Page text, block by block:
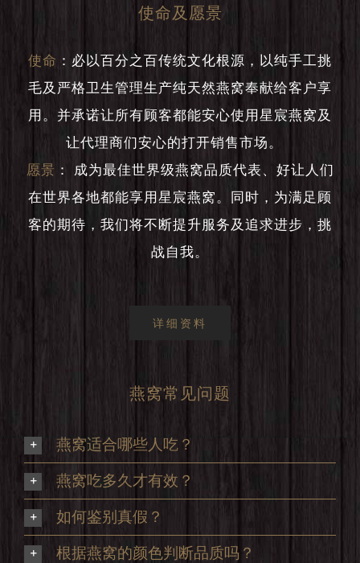
使命及愿景
使命 ： 必以百分之百传统文化根源，以纯手工挑
毛及严格卫生管理生产纯天然燕窝奉献给客户享
用。并承诺让所有顾客都能安心使用星宸燕窝及
让代理商们安心的打开销售市场。
愿景 ：
成为最佳世界级燕窝品质代表、好让人们
在世界各地都能享用星宸燕窝。同时，为满足顾
客的期待，我们将不断提升服务及追求进步，挑
战自我。
详细资料
燕窝常见问题
燕窝适合哪些人吃？
燕窝吃多久才有效？
如何鉴别真假？
根据燕窝的颜色判断品质吗？